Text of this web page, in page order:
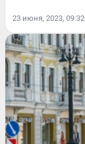
23 июня, 2023, 09:32